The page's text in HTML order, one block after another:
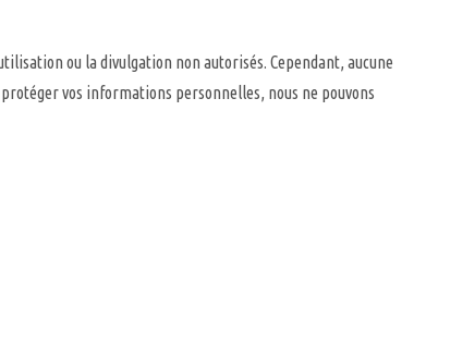
ou la divulgation non autorisés. Cependant, aucune
vos informations personnelles, nous ne pouvons